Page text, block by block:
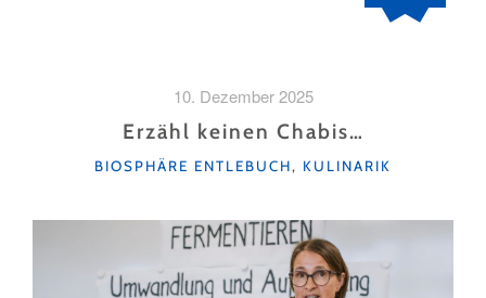
10. Dezember 2025
Erzähl keinen Chabis…
KATEGORIEN
BIOSPHÄRE ENTLEBUCH, KULINARIK